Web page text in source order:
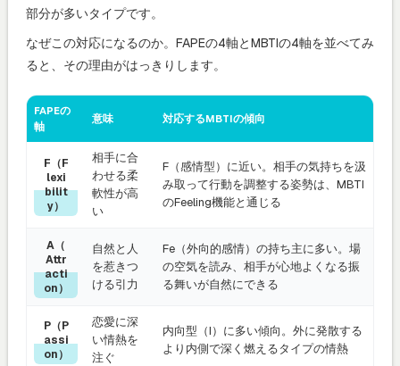
部分が多いタイプです。
なぜこの対応になるのか。FAPEの4軸とMBTIの4軸を並べてみ
ると、その理由がはっきりします。
FAPEの
軸
意味 対応するMBTIの傾向
F（F
lexi
bilit
y）
相手に合
わせる柔
軟性が高
い
F（感情型）に近い。相手の気持ちを汲
み取って行動を調整する姿勢は、MBTI
のFeeling機能と通じる
A（
Attr
acti
on）
自然と人
を惹きつ
ける引力
Fe（外向的感情）の持ち主に多い。場
の空気を読み、相手が心地よくなる振
る舞いが自然にできる
P（P
assi
on）
恋愛に深
い情熱を
注ぐ
内向型（I）に多い傾向。外に発散する
より内側で深く燃えるタイプの情熱